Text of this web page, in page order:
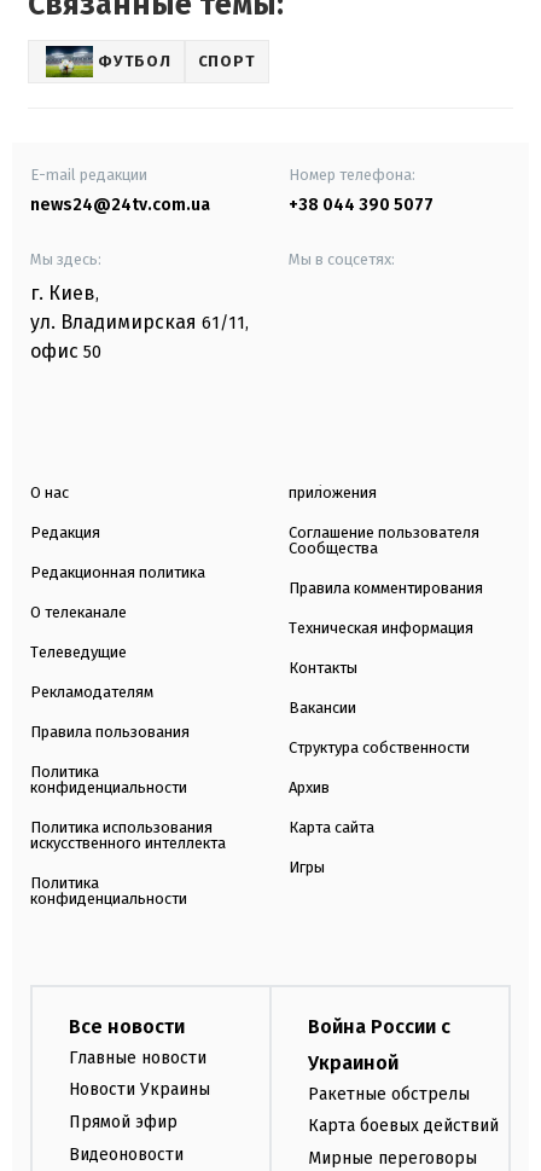
ФУТБОЛ СПОРТ
E-mail редакции
news24@24tv.com.ua
Номер телефона:
+38 044 390 5077
Мы здесь:
г. Киев,
ул. Владимирская 61/11,
офис 50
Мы в соцсетях:
О нас
Редакция
Редакционная политика
О телеканале
Телеведущие
Рекламодателям
Правила пользования
Политика
конфиденциальности
Политика использования
искусственного интеллекта
Политика
конфиденциальности
приложения
Соглашение пользователя
Сообщества
Правила комментирования
Техническая информация
Контакты
Вакансии
Структура собственности
Архив
Карта сайта
Игры
Все новости
Главные новости
Новости Украины
Прямой эфир
Видеоновости
Война России с
Украиной
Ракетные обстрелы
Карта боевых действий
Мирные переговоры